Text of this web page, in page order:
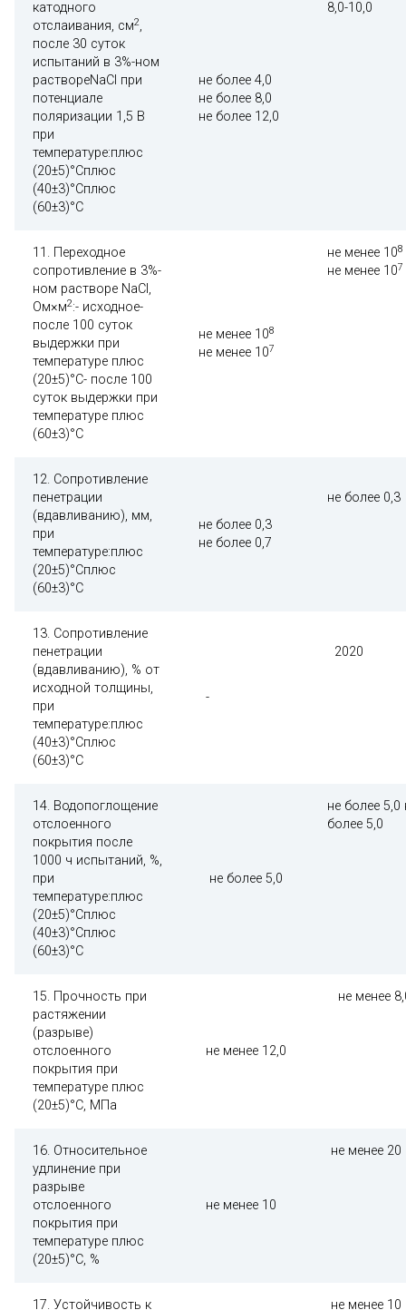
катодного
отслаивания, см2,
после 30 суток
испытаний в 3%-ном
раствореNaCl при
потенциале
поляризации 1,5 В
при
температуре:плюс
(20±5)°Сплюс
(40±3)°Сплюс
(60±3)°С
не более 4,0
не более 8,0
не более 12,0
8,0-10,0
11. Переходное
сопротивление в 3%-
ном растворе NaCl,
Ом×м2:- исходное-
после 100 суток
выдержки при
температуре плюс
(20±5)°С- после 100
суток выдержки при
температуре плюс
(60±3)°С
не менее 108
не менее 107
не менее 108
не менее 107
12. Сопротивление
пенетрации
(вдавливанию), мм,
при
температуре:плюс
(20±5)°Сплюс
(60±3)°С
не более 0,3
не более 0,7
не более 0,3
13. Сопротивление
пенетрации
(вдавливанию), % от
исходной толщины,
при
температуре:плюс
(40±3)°Сплюс
(60±3)°С
-
2020
14. Водопоглощение
отслоенного
покрытия после
1000 ч испытаний, %,
при
температуре:плюс
(20±5)°Сплюс
(40±3)°Сплюс
(60±3)°С
не более 5,0
не более 5,0
более 5,0
15. Прочность при
растяжении
(разрыве)
отслоенного
покрытия при
температуре плюс
(20±5)°С, МПа
не менее 12,0
не менее
16. Относительное
удлинение при
разрыве
отслоенного
покрытия при
температуре плюс
(20±5)°С, %
не менее 10
не менее 20
17. Устойчивость к
не менее 10